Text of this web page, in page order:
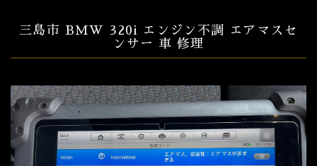
三島市 BMW 320i エンジン不調 エアマスセ
ンサー 車 修理